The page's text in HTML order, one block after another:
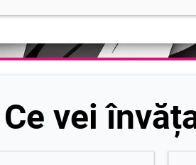
Ce vei